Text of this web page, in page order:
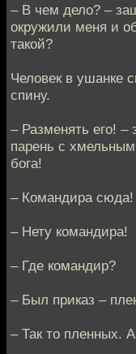
– В чем дело? –
окружили меня и
такой?
Человек в ушанке
спину.
– Разменять его! –
парень с
бога!
– Командира сюда!
– Нету командира!
– Где командир?
– Был приказ –
– Так то пленных.